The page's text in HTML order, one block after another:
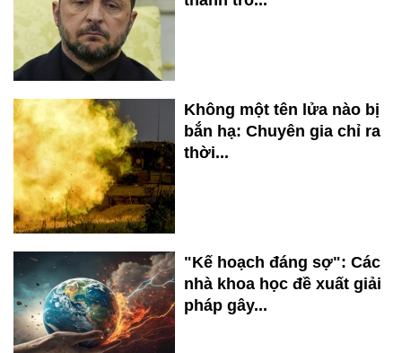
Không một tên lửa nào bị
bắn hạ: Chuyên gia chỉ ra
thời...
"Kế hoạch đáng sợ": Các
nhà khoa học đề xuất giải
pháp gây...